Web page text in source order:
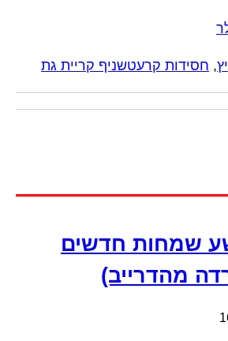
, חסידות קרעטשניף קריית גת
שמחות חדשים
מהדרייב)